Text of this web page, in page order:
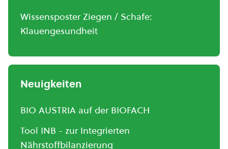
Wissensposter Ziegen / Schafe:
Klauengesundheit
Neuigkeiten
BIO AUSTRIA auf der BIOFACH
Tool INB - zur Integrierten
Nährstoffbilanzierung